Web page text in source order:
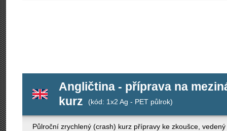
Angličtina - příprava na
kurz
(kód: 1x2 Ag - PET půlrok)
Půlroční zrychlený (crash) kurz přípravy ke zkoušce,